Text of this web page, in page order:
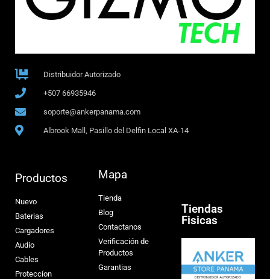
Distribuidor Autorizado
+507 66935946
soporte@ankerpanama.com
Albrook Mall, Pasillo del Delfin Local XA-14
Productos
Nuevo
Baterias
Cargadores
Audio
Cables
Proteccíon
Mapa
Tienda
Blog
Contactanos
Verificación de
Productos
Garantias
Tiendas
Fisicas